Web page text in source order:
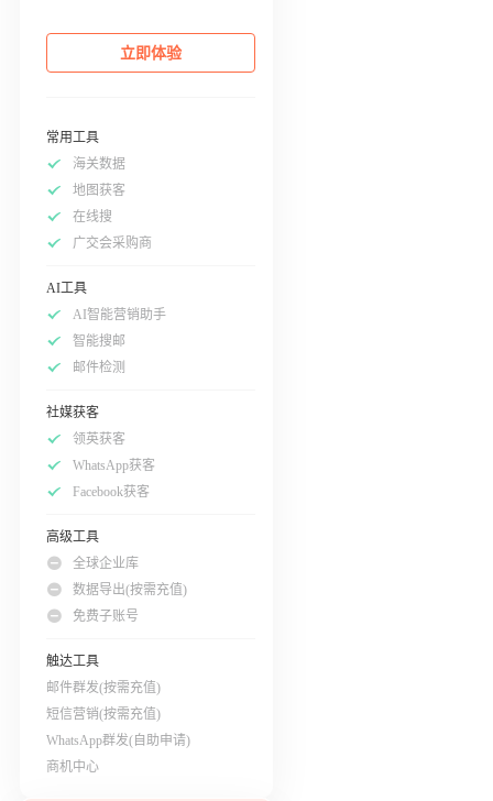
立即体验
常用工具
海关数据
地图获客
在线搜
广交会采购商
AI工具
AI智能营销助手
智能搜邮
邮件检测
社媒获客
领英获客
WhatsApp获客
Facebook获客
高级工具
全球企业库
数据导出(按需充值)
免费子账号
触达工具
邮件群发(按需充值)
短信营销(按需充值)
WhatsApp群发(自助申请)
商机中心